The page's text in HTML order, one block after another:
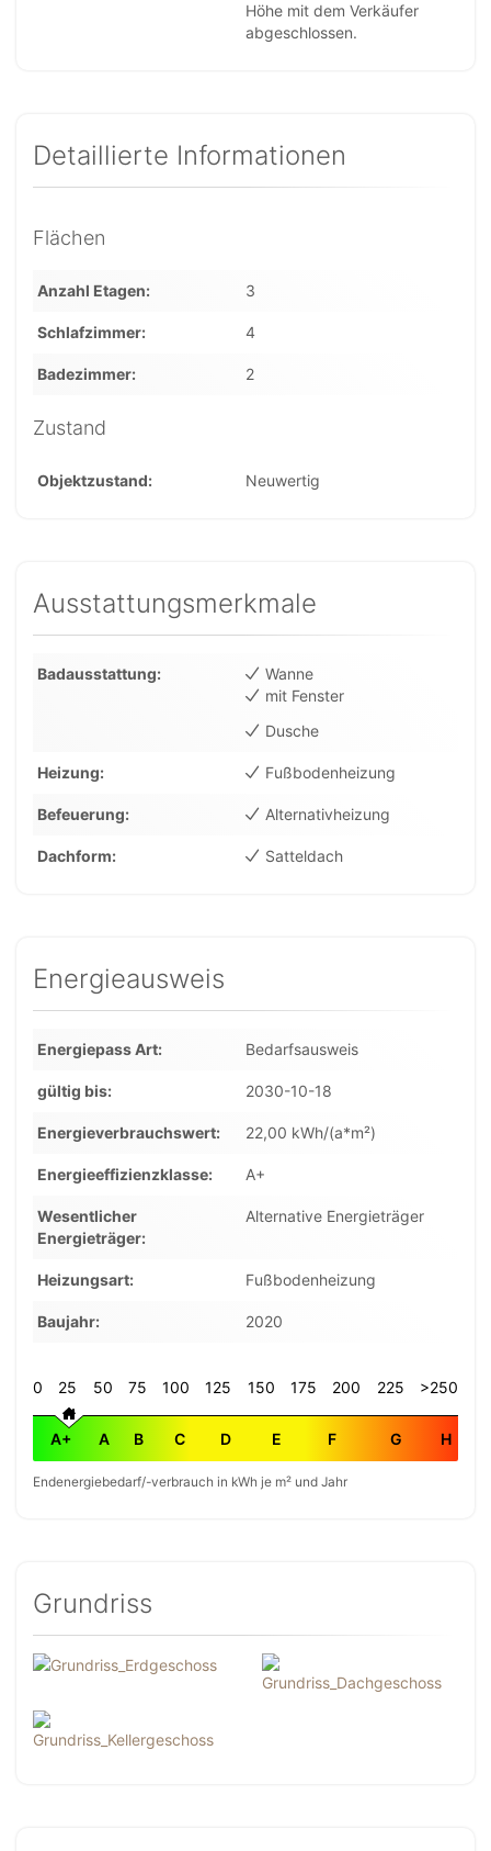
Höhe mit dem Verkäufer
abgeschlossen.
Detaillierte Informationen
Flächen
Anzahl Etagen 3
Schlafzimmer 4
Badezimmer 2
Zustand
Objektzustand Neuwertig
Ausstattungsmerkmale
Badausstattung
Wanne
mit Fenster
Dusche
Heizung Fußbodenheizung
Befeuerung Alternativheizung
Dachform Satteldach
Energieausweis
Energiepass Art Bedarfsausweis
gültig bis 2030-10-18
Energieverbrauchswert 22,00 kWh/(a*m²)
Energieeffizienzklasse A+
Wesentlicher
Energieträger
Alternative Energieträger
Heizungsart Fußbodenheizung
Baujahr 2020
0 25 50 75 100 125 150 175 200 225 >250
A+ A B C D E F G H
Endenergiebedarf/-verbrauch in kWh je m² und Jahr
Grundriss